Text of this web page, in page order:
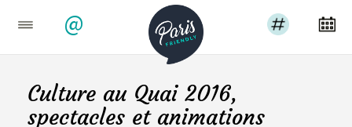
@
Culture au Quai 2016,
spectacles et animations